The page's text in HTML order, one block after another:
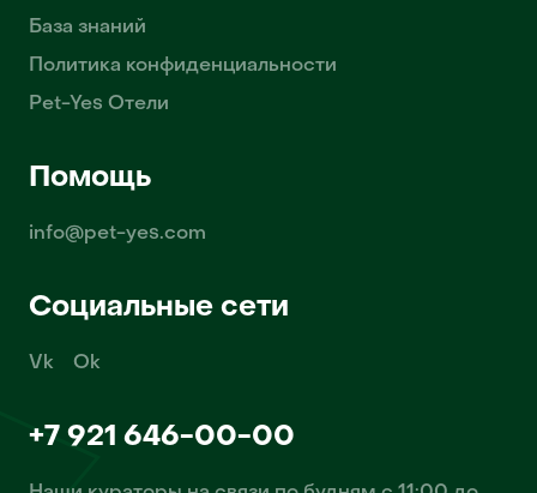
База знаний
Политика конфиденциальности
Pet-Yes Отели
Помощь
info@pet-yes.com
Социальные сети
Vk Ok
+7 921 646-00-00